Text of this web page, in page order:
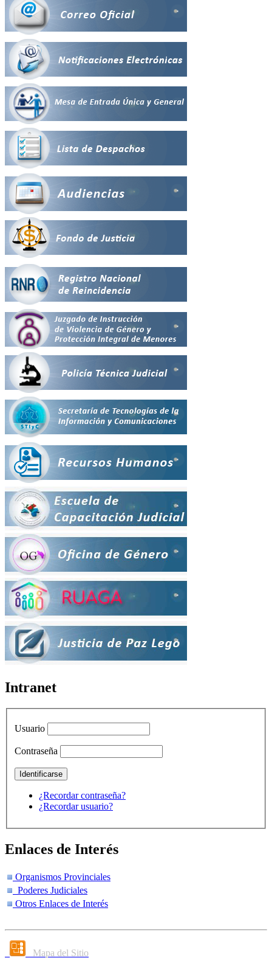
Intranet
Usuario
Contraseña
¿Recordar contraseña?
¿Recordar usuario?
Enlaces de Interés
Organismos Provinciales
Poderes Judiciales
Otros Enlaces de Interés
Mapa del Sitio